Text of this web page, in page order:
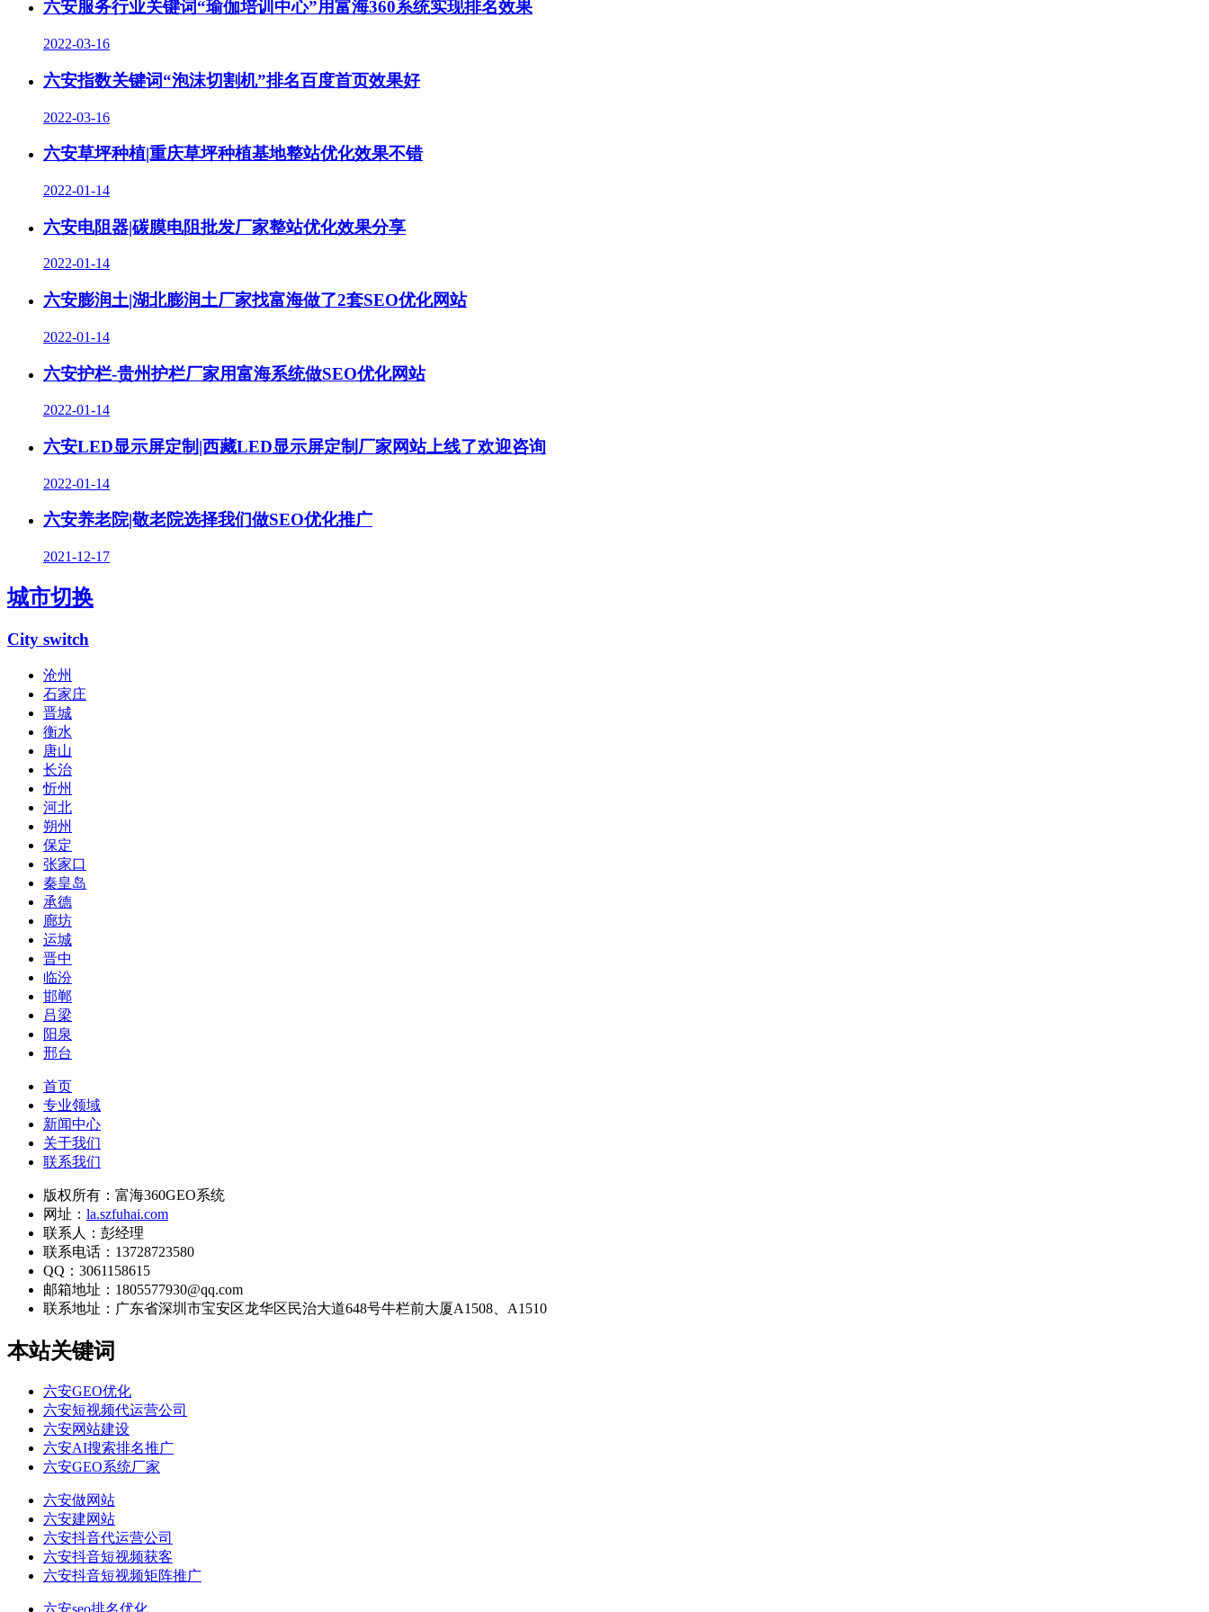
六安服务行业关键词“瑜伽培训中心”用富海360系统实现排名效果
2022-03-16
六安指数关键词“泡沫切割机”排名百度首页效果好
2022-03-16
六安草坪种植|重庆草坪种植基地整站优化效果不错
2022-01-14
六安电阻器|碳膜电阻批发厂家整站优化效果分享
2022-01-14
六安膨润土|湖北膨润土厂家找富海做了2套SEO优化网站
2022-01-14
六安护栏-贵州护栏厂家用富海系统做SEO优化网站
2022-01-14
六安LED显示屏定制|西藏LED显示屏定制厂家网站上线了欢迎咨询
2022-01-14
六安养老院|敬老院选择我们做SEO优化推广
2021-12-17
城市切换
City switch
沧州
石家庄
晋城
衡水
唐山
长治
忻州
河北
朔州
保定
张家口
秦皇岛
承德
廊坊
运城
晋中
临汾
邯郸
吕梁
阳泉
邢台
首页
专业领域
新闻中心
关于我们
联系我们
版权所有：富海360GEO系统
网址： la.szfuhai.com
联系人：彭经理
联系电话：13728723580
QQ：3061158615
邮箱地址：1805577930@qq.com
联系地址： 广东省深圳市宝安区龙华区民治大道648号牛栏前大厦A1508、A1510
本站关键词
六安GEO优化
六安短视频代运营公司
六安网站建设
六安AI搜索排名推广
六安GEO系统厂家
六安做网站
六安建网站
六安抖音代运营公司
六安抖音短视频获客
六安抖音短视频矩阵推广